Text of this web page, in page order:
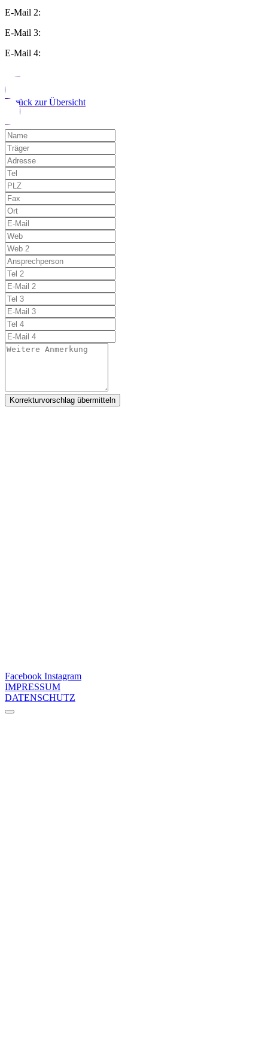
E-Mail 2:
E-Mail 3:
E-Mail 4:
Zurück zur Übersicht
Korrekturvorschlag übermitteln
Facebook Instagram
IMPRESSUM
DATENSCHUTZ